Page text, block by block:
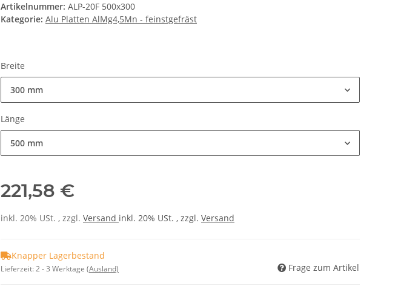
Artikelnummer: ALP-20F 500x300
Kategorie: Alu Platten AlMg4,5Mn - feinstgefräst
Breite
300 mm
Länge
500 mm
221,58 €
inkl. 20% USt. , zzgl. Versand inkl. 20% USt. , zzgl. Versand
Knapper Lagerbestand
Lieferzeit:2 - 3 Werktage (Ausland) Frage zum Artikel